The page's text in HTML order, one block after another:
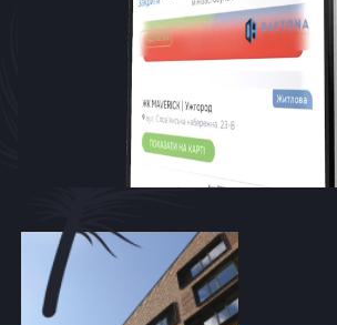
Виразна геометрія будівлі нагадує
оригамі, що став символом та
Завдяки архітектурним
поверхах передбачені каскадні
квартир є дворівневими.